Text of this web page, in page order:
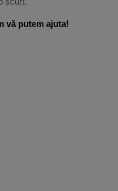
vă putem ajuta!